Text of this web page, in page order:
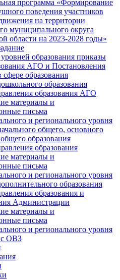
программа «Формирование
поведения участников
на территории
муниципального округа
области на 2023-2028 годы»
образования приказы
АГО и Постановления
образования
образования
образования АГО
материалы и
письма
и регионального уровня
общего, основного
образования
образования
материалы и
письма
и регионального уровня
образования
образования и
Администрации
материалы и
письма
и регионального уровня
с ОВЗ